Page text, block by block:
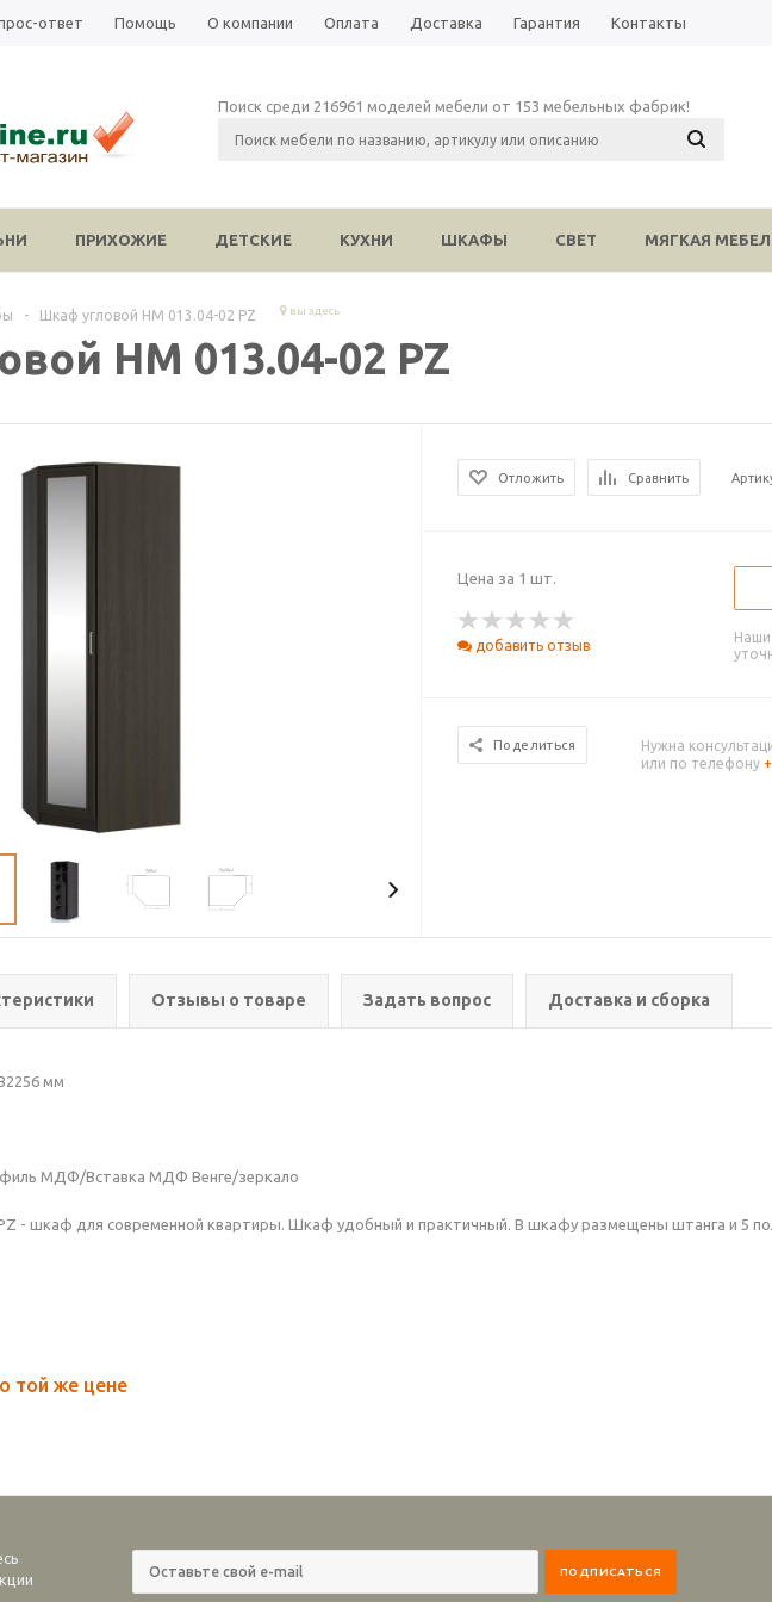
ответ Помощь О компании Оплата Доставка Гарантия Контакты
Поиск среди 216961 моделей мебели от 153 мебельных фабрик!
ПРИХОЖИЕ ДЕТСКИЕ КУХНИ ШКАФЫ СВЕТ МЯГКАЯ
- Шкаф угловой НМ 013.04-02 PZ вы здесь
НМ 013.04-02 PZ
Отложить Сравнить
Цена за 1 шт.
добавить отзыв
Наши
Поделиться Нужна
или по телефону
Отзывы о товаре Задать вопрос Доставка и сборка
мм
МДФ/Вставка МДФ Венге/зеркало
- шкаф для современной квартиры. Шкаф удобный и практичный. В шкафу размещены штанга и 5
той же цене